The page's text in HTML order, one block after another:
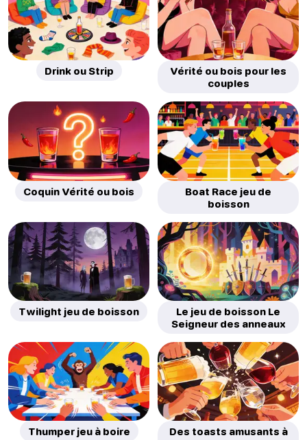
Drink ou Strip
Vérité ou bois pour les
couples
Coquin Vérité ou bois
Boat Race jeu de
boisson
Twilight jeu de boisson
Le jeu de boisson Le
Seigneur des anneaux
Thumper jeu à boire
Des toasts amusants à